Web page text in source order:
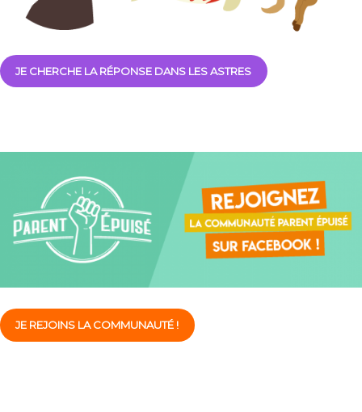
JE CHERCHE LA RÉPONSE DANS LES ASTRES
JE REJOINS LA COMMUNAUTÉ !